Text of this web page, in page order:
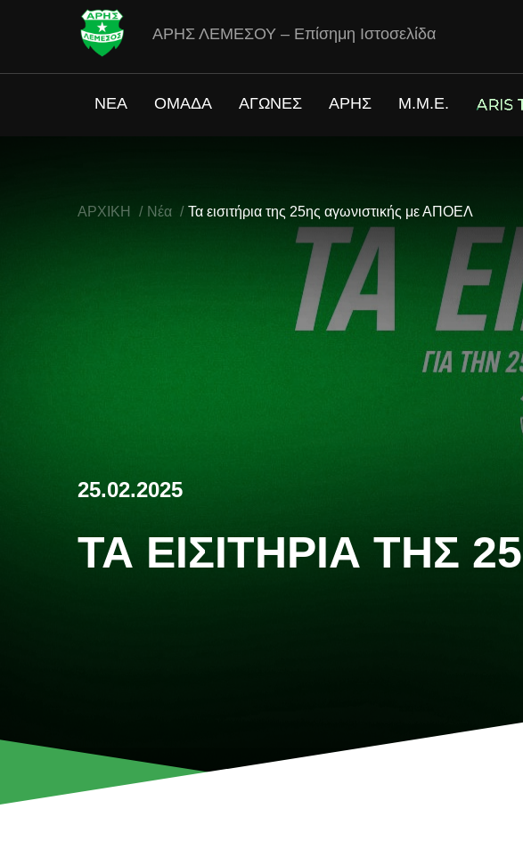
ΑΡΗΣ ΛΕΜΕΣΟΥ – Επίσημη Ιστοσελίδα
ΝΕΑ ΟΜΑΔΑ ΑΓΩΝΕΣ ΑΡΗΣ M.M.E. ARIS
ΑΡΧΙΚΗ Νέα Τα εισιτήρια της 25ης αγωνιστικής με ΑΠΟΕΛ
25.02.2025
ΤΑ ΕΙΣΙΤΉΡΙΑ ΤΗΣ